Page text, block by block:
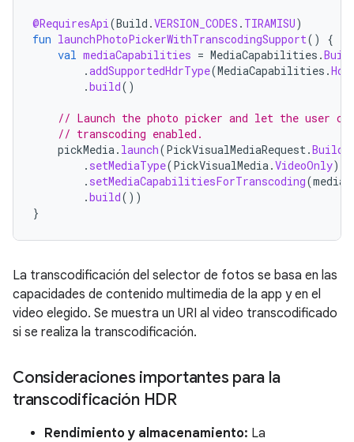
@RequiresApi(Build .VERSION_CODES . TIRAMISU)
fun launchPhotoPickerWithTranscodingSupport()
{
val mediaCapabilities = MediaCapabilities .
.addSupportedHdrType(MediaCapabilities .
.build()
// Launch the photo picker and let the user
// transcoding enabled.
pickMedia. launch(PickVisualMediaRequest.
. setMediaType(PickVisualMedia.VideoOnly)
. setMediaCapabilitiesForTranscoding(
.build())
}
La transcodificación del selector de fotos se basa en las
capacidades de contenido multimedia de la app y en el
video elegido. Se muestra un URI al video transcodificado
si se realiza la transcodificación.
Consideraciones importantes para la
transcodificación HDR
Rendimiento y almacenamiento: La